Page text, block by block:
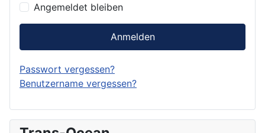
Angemeldet bleiben
Anmelden
Passwort vergessen?
Benutzername vergessen?